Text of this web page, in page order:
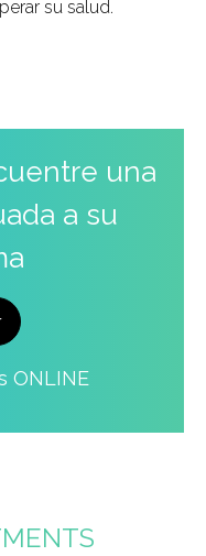
su salud.
una
a su
ONLINE